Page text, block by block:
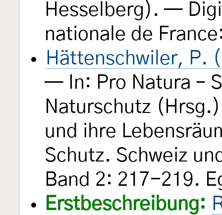
Hesselberg). —
nationale de
Hättenschwiler, P.
— In: Pro Natura –
Naturschutz
und ihre
Schutz. Schweiz
Band 2: 217-219.
Erstbeschreibung: